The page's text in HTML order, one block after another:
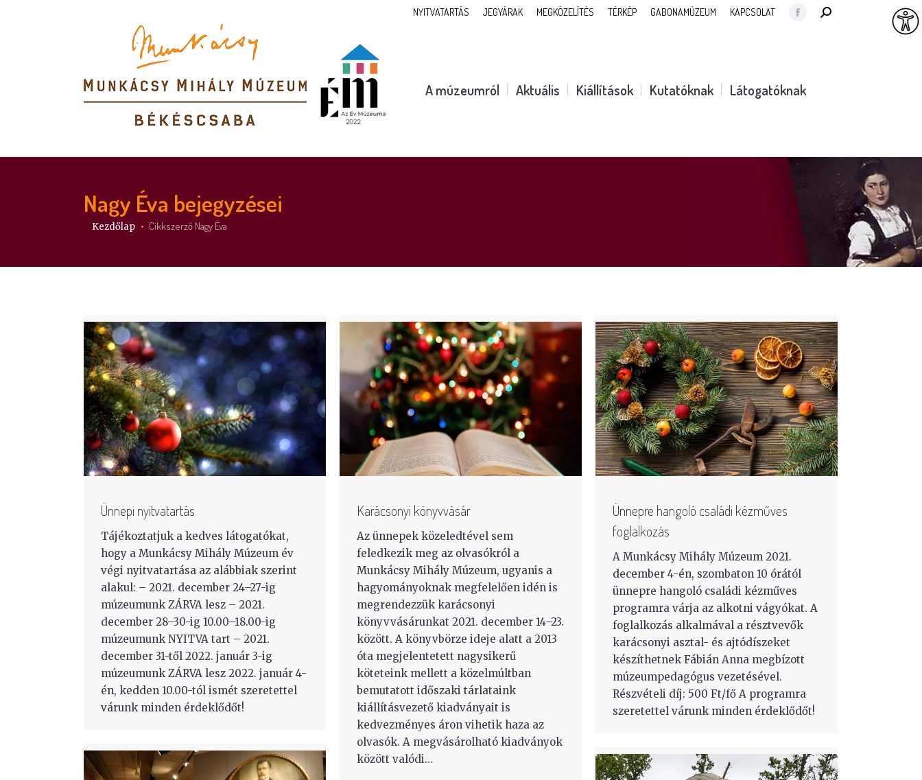
NYITVATARTÁS JEGYÁRAK MEGKÖZELÍTÉS TÉRKÉP GABONAMÚZEUM KAPCSOLAT
Facebook
new
SEARCH:
A múzeumról Aktuális Kiállítások Kutatóknak Látogatóknak
Nagy Éva bejegyzései
Itt vagy:
Kezdőlap Cikkszerző Nagy Éva
Ünnepi nyitvatartás
Tájékoztatjuk a kedves látogatókat,
hogy a Munkácsy Mihály Múzeum év
végi nyitvatartása az alábbiak szerint
alakul: – 2021. december 24–27-ig
múzeumunk ZÁRVA lesz – 2021.
december 28–30-ig 10.00–18.00-ig
múzeumunk NYITVA tart – 2021.
december 31-től 2022. január 3-ig
múzeumunk ZÁRVA lesz 2022. január 4-
én, kedden 10.00-tól ismét szeretettel
várunk minden érdeklődőt!
Karácsonyi könyvvásár
Az ünnepek közeledtével sem
feledkezik meg az olvasókról a
Munkácsy Mihály Múzeum, ugyanis a
hagyományoknak megfelelően idén is
megrendezzük karácsonyi
könyvvásárunkat 2021. december 14–23.
között. A könyvbörze ideje alatt a 2013
óta megjelentetett nagysikerű
köteteink mellett a közelmúltban
bemutatott időszaki tárlataink
kiállításvezető kiadványait is
kedvezményes áron vihetik haza az
olvasók. A megvásárolható kiadványok
között valódi…
Ünnepre hangoló családi kézműves
foglalkozás
A Munkácsy Mihály Múzeum 2021.
december 4-én, szombaton 10 órától
ünnepre hangoló családi kézműves
programra várja az alkotni vágyókat. A
foglalkozás alkalmával a résztvevők
karácsonyi asztal- és ajtódíszeket
készíthetnek Fábián Anna megbízott
múzeumpedagógus vezetésével.
Részvételi díj: 500 Ft/fő A programra
szeretettel várunk minden érdeklődőt!